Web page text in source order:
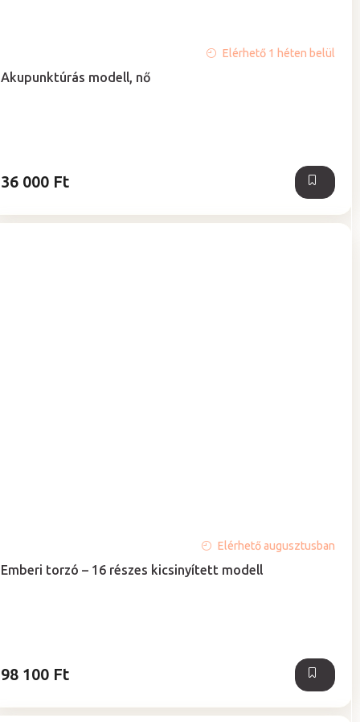
Akupunktúrás modell, nő
Elérhető 1 héten belül
36 000 Ft
Emberi torzó – 16 részes kicsinyített modell
Elérhető augusztusban
98 100 Ft